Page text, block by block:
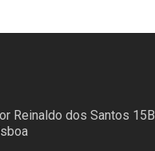
Reinaldo dos Santos 15B